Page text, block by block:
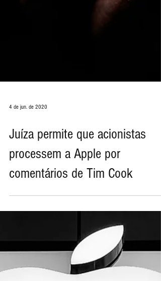
Juíza permite que acionistas
processem a Apple por
comentários de Tim Cook